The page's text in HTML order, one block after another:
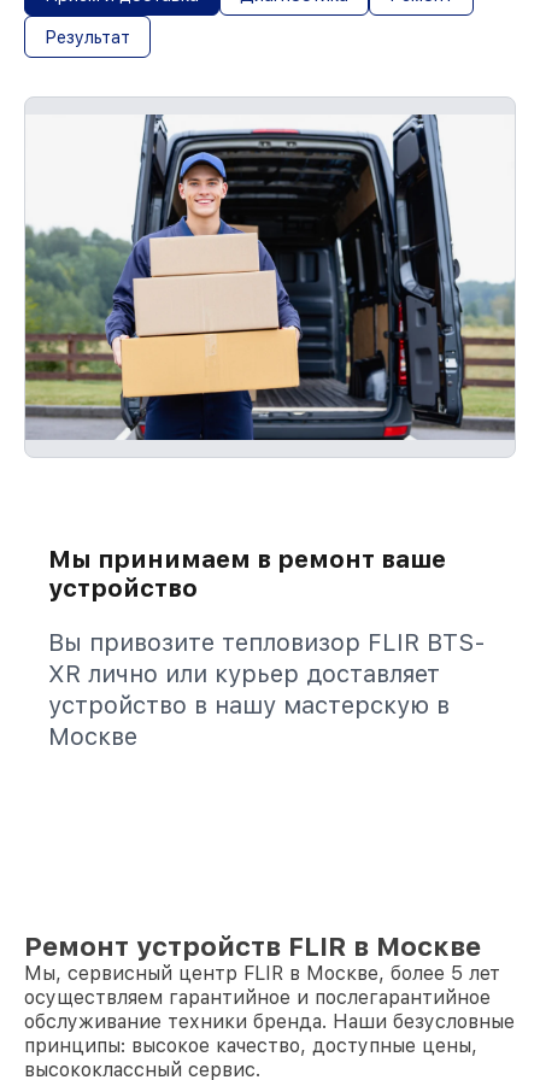
Результат
Мы принимаем в ремонт ваше
устройство
Вы привозите тепловизор FLIR BTS-
XR лично или курьер доставляет
устройство в нашу мастерскую в
Москве
Ремонт устройств FLIR в Москве
Мы, сервисный центр FLIR в Москве, более 5 лет
осуществляем гарантийное и послегарантийное
обслуживание техники бренда. Наши безусловные
принципы: высокое качество, доступные цены,
высококлассный сервис.